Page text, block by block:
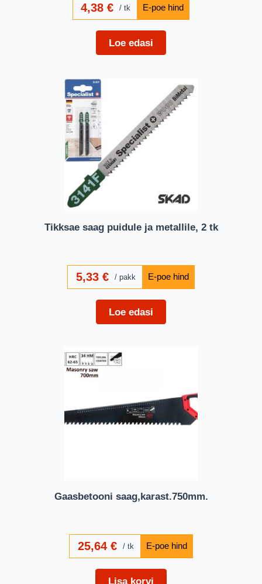
4,38€ tk
Loe edasi
Tikksae saag puidule ja metallile, 2 tk
5,33 € pakk
Loe edasi
Gaasbetooni saag,karast.750mm.
25,64 € tk
Lisa korvi